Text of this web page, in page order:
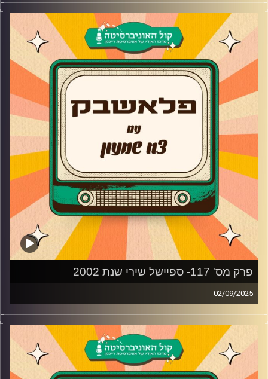
של שנת 2002.
קרדיט תמונות:
AudioVersity
פרק מס' 117- ספיישל שירי שנת 2002
02/09/2025
צח שמעון מביא לכם את השירים הנוסטלגיים הטובים ביותר
של שנת 2002.
קרדיט תמונות:
AudioVersity